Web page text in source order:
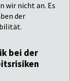
wir nicht an. Es
der
bei der